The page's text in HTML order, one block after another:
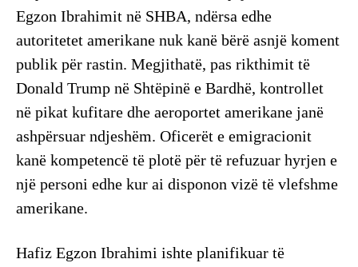
Egzon Ibrahimit në SHBA, ndërsa edhe
autoritetet amerikane nuk kanë bërë asnjë koment
publik për rastin. Megjithatë, pas rikthimit të
Donald Trump në Shtëpinë e Bardhë, kontrollet
në pikat kufitare dhe aeroportet amerikane janë
ashpërsuar ndjeshëm. Oficerët e emigracionit
kanë kompetencë të plotë për të refuzuar hyrjen e
një personi edhe kur ai disponon vizë të vlefshme
amerikane.
Hafiz Egzon Ibrahimi ishte planifikuar të